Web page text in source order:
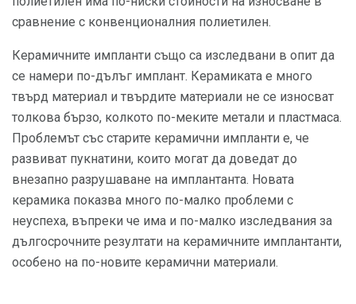
сравнение с конвенционалния полиетилен.
Керамичните импланти също са изследвани в опит да
се намери по-дълъг имплант. Керамиката е много
твърд материал и твърдите материали не се износват
толкова бързо, колкото по-меките метали и пластмаса.
Проблемът със старите керамични импланти е, че
развиват пукнатини, които могат да доведат до
внезапно разрушаване на имплантанта. Новата
керамика показва много по-малко проблеми с
неуспеха, въпреки че има и по-малко изследвания за
дългосрочните резултати на керамичните имплантанти,
особено на по-новите керамични материали.